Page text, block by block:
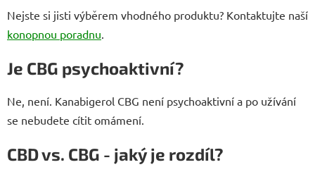
Nejste si jisti výběrem vhodného produktu? Kontaktujte naší
konopnou poradnu.
Je CBG psychoaktivní?
Ne, není. Kanabigerol CBG není psychoaktivní a po užívání
se nebudete cítit omámení.
CBD vs. CBG - jaký je rozdíl?